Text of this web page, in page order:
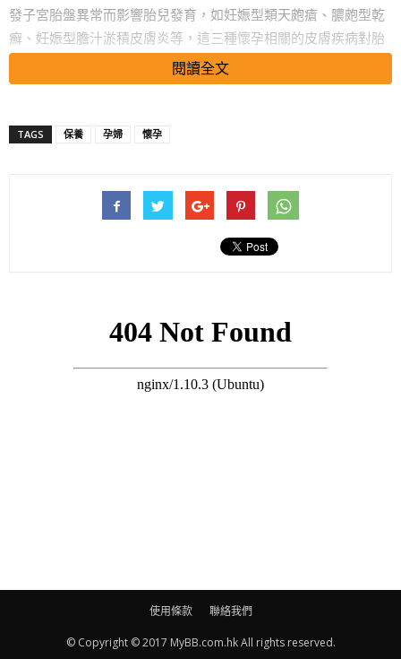
發子宮胎盤異常而影響胎兒發育，如妊娠型類天皰瘡、膿皰型乾
癬、妊娠型膽汁淤積皮膚炎等，這三種懷孕相關的皮膚疾病對胎
兒來說有危險性，而癢型蕁麻疹丘疹斑塊與妊娠異位性皮膚炎則
比較不會造成胎兒的問題。
【孕期肌膚保養重點】
得比較好，進而預防孕期皮膚不適。
疹，因此，除了清潔要多加注意之外，衣服也要選擇透氣材質，
閱讀全文
TAGS 保養 孕婦 懷孕
使用條款 聯絡我們
© Copyright © 2017 MyBB.com.hk All rights reserved.